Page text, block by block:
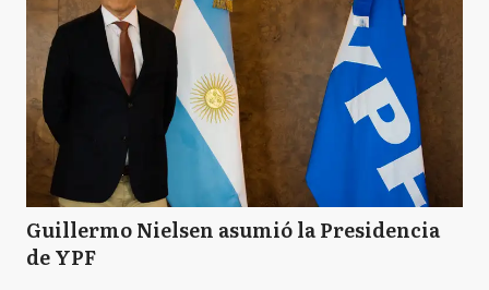
Guillermo Nielsen asumió la Presidencia
de YPF